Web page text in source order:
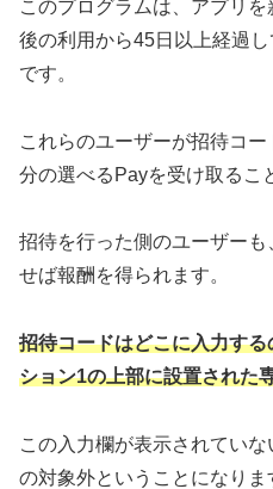
このプログラムは、アプリ
後の利用から45日以上経過
です。
これらのユーザーが招待コ
分の選べるPayを受け取るこ
招待を行った側のユーザー
せば報酬を得られます。
招待コードはどこに入力す
ション1の上部に設置された
この入力欄が表示されてい
の対象外ということになりま